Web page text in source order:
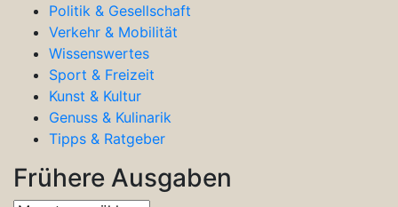
Politik & Gesellschaft
Verkehr & Mobilität
Wissenswertes
Sport & Freizeit
Kunst & Kultur
Genuss & Kulinarik
Tipps & Ratgeber
Frühere Ausgaben